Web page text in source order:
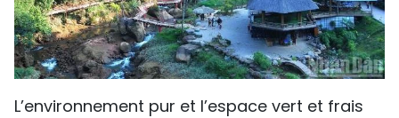
L’environnement pur et l’espace vert et frais